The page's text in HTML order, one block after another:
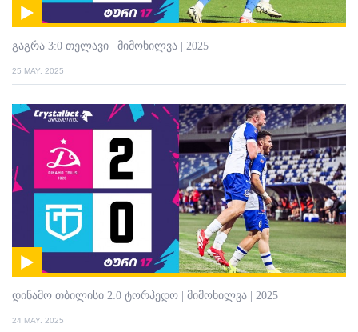
გაგრა 3:0 თელავი | მიმოხილვა | 2025
25 MAY. 2025
დინამო თბილისი 2:0 ტორპედო | მიმოხილვა | 2025
24 MAY. 2025